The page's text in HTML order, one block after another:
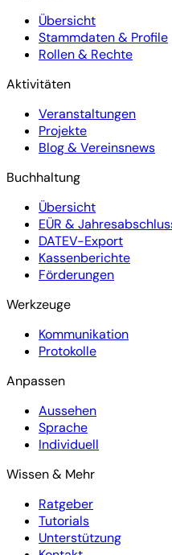
Übersicht
Stammdaten & Profile
Rollen & Rechte
Aktivitäten
Veranstaltungen
Projekte
Blog & Vereinsnews
Buchhaltung
Übersicht
EÜR &
DATEV-Export
Kassenberichte
Förderungen
Werkzeuge
Kommunikation
Protokolle
Anpassen
Aussehen
Sprache
Individuell
Wissen & Mehr
Ratgeber
Tutorials
Unterstützung